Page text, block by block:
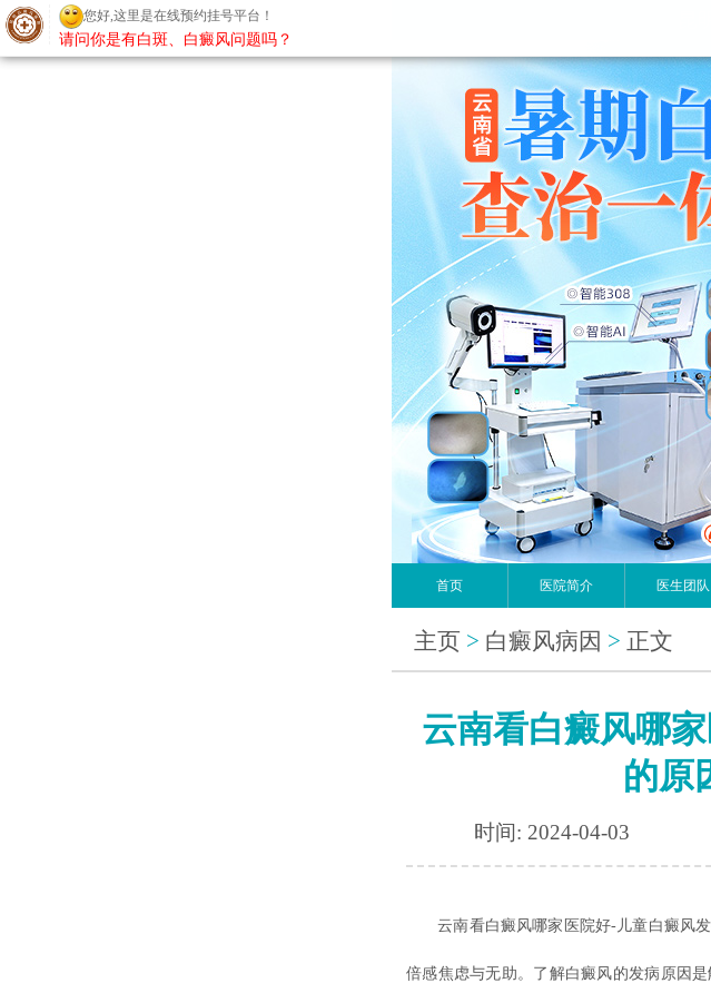
首页 医院简介 医生团队
主页 > 白癜风病因 > 正文
云南看白癜风哪
的原
时间: 2024-04-03
云南看白癜风哪家医院好-儿童白癜风发
倍感焦虑与无助。了解白癜风的发病原因